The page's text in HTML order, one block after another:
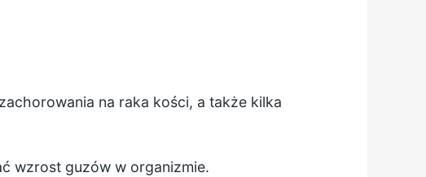
na raka kości, a także kilka
wzrost guzów w organizmie.